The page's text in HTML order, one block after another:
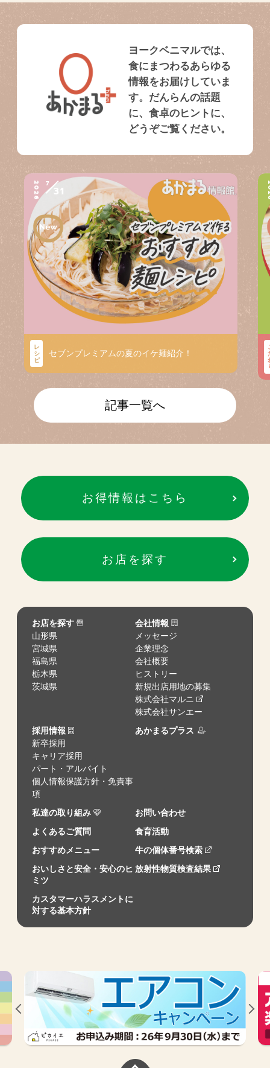
ヨークベニマルでは、
食にまつわるあらゆる
情報をお届けしていま
す。だんらんの話題
に、食卓のヒントに、
どうぞご覧ください。
2026 7
31
レ
シ
ピ
セブンプレミアムの夏のイケ麺紹介！
記事一覧へ
お得情報はこちら
お店を探す
お店を探す
山形県
宮城県
福島県
栃木県
茨城県
会社情報
メッセージ
企業理念
会社概要
ヒストリー
新規出店用地の募集
株式会社マルニ
株式会社サンエー
採用情報
新卒採用
キャリア採用
パート・アルバイト
個人情報保護方針・免責事
項
あかまるプラス
私達の取り組み
お問い合わせ
よくあるご質問
食育活動
おすすめメニュー
牛の個体番号検索
おいしさと安全・安心のヒ
ミツ
放射性物質検査結果
カスタマーハラスメントに
対する基本方針